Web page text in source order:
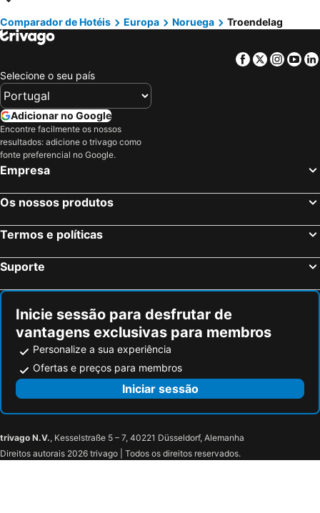
Hotéis em Maiorca
Hotéis em Andaluzia
Hotéis em Minorca
Hotéis em Ilha do Sal
Hotéis em Galiza
Hotéis em Douro
Hotéis em Serra da Estrela
Hotéis em Costa do Sol
Hotéis em Tenerife
Hotéis em São Miguel
Comparador de Hotéis Europa Noruega Troendelag
Facebook
Twitter
Selecione o seu país
Adicionar no Google
Encontre facilmente os nossos
resultados: adicione o trivago como
fonte preferencial no Google.
Empresa
Os nossos produtos
Termos e políticas
Suporte
Inicie sessão para desfrutar de
vantagens exclusivas para membros
Personalize a sua experiência
Ofertas e preços para membros
Iniciar sessão
trivago N.V., Kesselstraße 5 – 7, 40221 Düsseldorf, Alemanha
Direitos autorais 2026 trivago | Todos os direitos reservados.